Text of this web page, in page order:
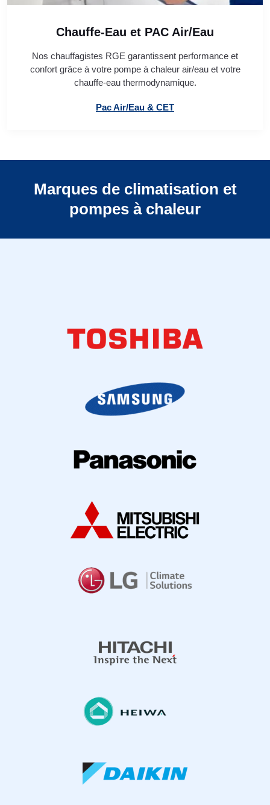
Chauffe-Eau et PAC Air/Eau
Nos chauffagistes RGE garantissent performance et
confort grâce à votre pompe à chaleur air/eau et votre
chauffe-eau thermodynamique.
Pac Air/Eau & CET
Marques de climatisation et
pompes à chaleur